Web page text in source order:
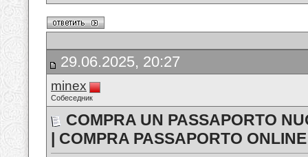
29.06.2025, 20:27
minex
Собеседник
COMPRA UN PASSAPORTO
| COMPRA PASSAPORTO ONLINE